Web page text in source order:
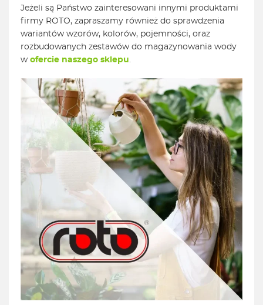
Jeżeli są Państwo zainteresowani innymi produktami
firmy ROTO, zapraszamy również do sprawdzenia
wariantów wzorów, kolorów, pojemności, oraz
rozbudowanych zestawów do magazynowania wody
w ofercie naszego sklepu.